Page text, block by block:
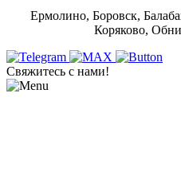
Ермолино, Боровск,
Коряково,
Свяжитесь с нами!